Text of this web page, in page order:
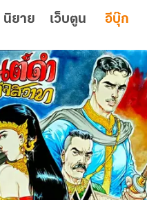
นิยาย เว็บตูน อีบุ๊ก